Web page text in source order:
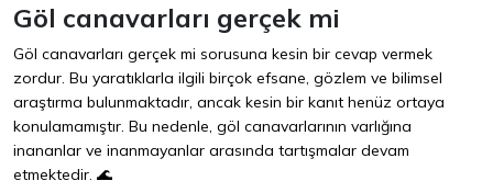
Göl canavarları gerçek mi
Göl canavarları gerçek mi sorusuna kesin bir cevap vermek
zordur. Bu yaratıklarla ilgili birçok efsane, gözlem ve bilimsel
araştırma bulunmaktadır, ancak kesin bir kanıt henüz ortaya
konulamamıştır. Bu nedenle, göl canavarlarının varlığına
inananlar ve inanmayanlar arasında tartışmalar devam
etmektedir. 🌊